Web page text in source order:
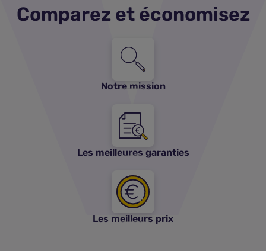
Comparez et économisez
Notre mission
Les meilleures garanties
Les meilleurs prix